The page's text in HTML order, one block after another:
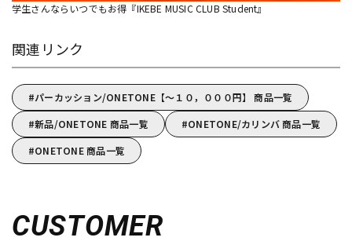
学生さんならいつでもお得『IKEBE MUSIC CLUB Student』
関連リンク
パーカッション/ONETONE【～１０，０００円】 商品一覧
新品/ONETONE 商品一覧
ONETONE/カリンバ 商品一覧
ONETONE 商品一覧
CUSTOMER